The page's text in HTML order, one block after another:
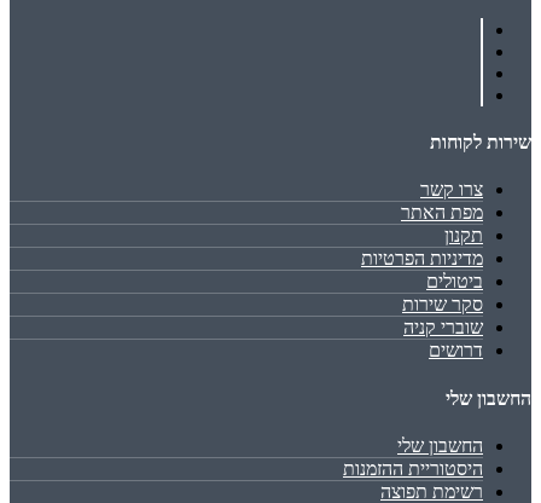
שירות לקוחות
צרו קשר
מפת האתר
תקנון
מדיניות הפרטיות
ביטולים
סקר שירות
שוברי קניה
דרושים
החשבון שלי
החשבון שלי
היסטוריית ההזמנות
רשימת תפוצה